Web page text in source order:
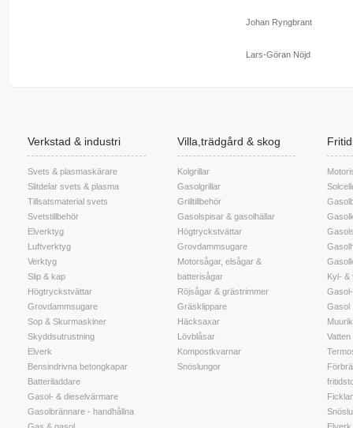
Johan Ryngbrant
Lars-Göran Nöjd
Verkstad & industri
Svets & plasmaskärare
Slitdelar svets & plasma
Tillsatsmaterial svets
Svetstillbehör
Elverktyg
Luftverktyg
Verktyg
Slip & kap
Högtryckstvättar
Grovdammsugare
Sop & Skurmaskiner
Skyddsutrustning
Elverk
Bensindrivna betongkapar
Batteriladdare
Gasol- & dieselvärmare
Gasolbrännare - handhållna
Villa,trädgård & skog
Kolgrillar
Gasolgrillar
Grilltillbehör
Gasolspisar & gasolhällar
Högtryckstvättar
Grovdammsugare
Motorsågar, elsågar &
batterisågar
Röjsågar & grästrimmer
Gräsklippare
Häcksaxar
Lövblåsar
Kompostkvarnar
Snöslungor
Kyl- &
Gasol
Vatten